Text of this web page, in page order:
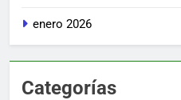
enero 2026
Categorías